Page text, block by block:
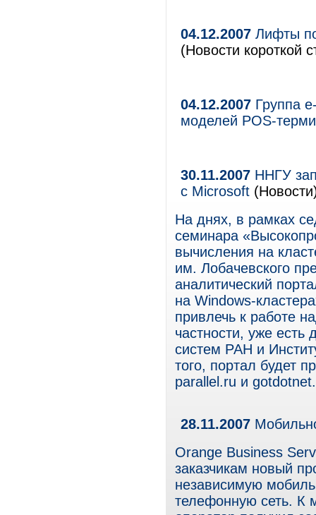
04.12.2007 Лифты
(Новости короткой
04.12.2007 Группа
моделей POS-
30.11.2007 ННГУ
с Microsoft
На днях, в рамках
семинара
вычисления на
им. Лобачевского
аналитический
на Windows-
привлечь к работе
частности, уже есть
систем РАН и
того, портал будет
parallel.ru и
28.11.2007
Orange Business
заказчикам новый
независимую
телефонную сеть. К